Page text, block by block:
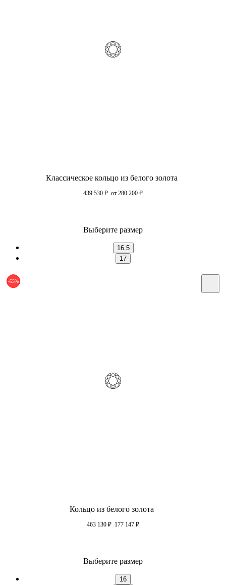
Классическое кольцо из белого золота
439 530 ₽ от 280 200 ₽
Выберите размер
16.5
17
-55%
Кольцо из белого золота
463 130 ₽ 177 147 ₽
Выберите размер
16